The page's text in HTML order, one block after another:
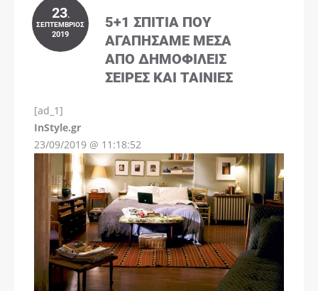
23.
ΣΕΠΤΈΜΒΡΙΟΣ
2019
5+1 ΣΠΊΤΙΑ ΠΟΥ
ΑΓΑΠΉΣΑΜΕ ΜΈΣΑ
ΑΠΌ ΔΗΜΟΦΙΛΕΊΣ
ΣΕΙΡΈΣ ΚΑΙ ΤΑΙΝΊΕΣ
[ad_1]
InStyle.gr
23/09/2019 @ 11:18:52